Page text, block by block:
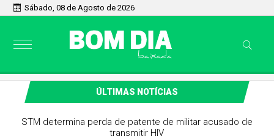
Sábado, 08 de Agosto de 2026
ÚLTIMAS NOTÍCIAS
STM determina perda de patente de militar acusado de
transmitir HIV